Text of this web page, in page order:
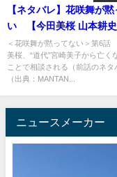
【ネタバレ】花咲舞が
い 【今田美桜 山本耕史
樹 要潤 菊地凛子 上川隆
直樹
＜花咲舞が黙ってない＞第6話
美桜、“道代”宮崎美子から亡く
ことで相談される（前話のネタ
（出典：MANTAN...
ニュースメーカー